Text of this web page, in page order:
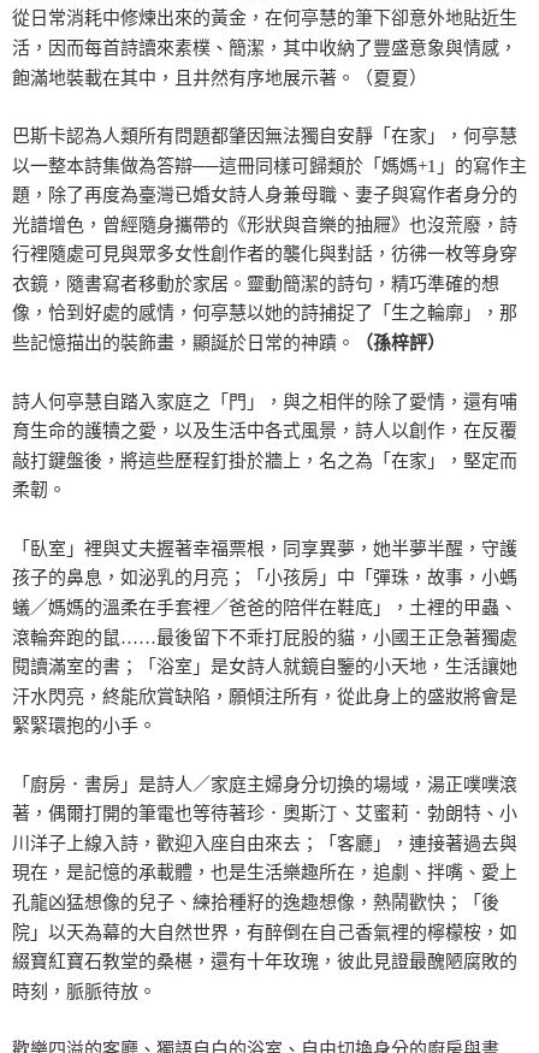
從日常消耗中修煉出來的黃金，在何亭慧的筆下卻意外地貼近生
活，因而每首詩讀來素樸、簡潔，其中收納了豐盛意象與情感，
飽滿地裝載在其中，且井然有序地展示著。（夏夏）
巴斯卡認為人類所有問題都肇因無法獨自安靜「在家」，何亭慧
以一整本詩集做為答辯──這冊同樣可歸類於「媽媽+1」的寫作主
題，除了再度為臺灣已婚女詩人身兼母職、妻子與寫作者身分的
光譜增色，曾經隨身攜帶的《形狀與音樂的抽屜》也沒荒廢，詩
行裡隨處可見與眾多女性創作者的襲化與對話，彷彿一枚等身穿
衣鏡，隨書寫者移動於家居。靈動簡潔的詩句，精巧準確的想
像，恰到好處的感情，何亭慧以她的詩捕捉了「生之輪廓」，那
些記憶描出的裝飾畫，顯誕於日常的神蹟。
（孫梓評）
詩人何亭慧自踏入家庭之「門」，與之相伴的除了愛情，還有哺
育生命的護犢之愛，以及生活中各式風景，詩人以創作，在反覆
敲打鍵盤後，將這些歷程釘掛於牆上，名之為「在家」，堅定而
柔韌。
「臥室」裡與丈夫握著幸福票根，同享異夢，她半夢半醒，守護
孩子的鼻息，如泌乳的月亮；「小孩房」中「彈珠，故事，小螞
蟻／媽媽的溫柔在手套裡／爸爸的陪伴在鞋底」，土裡的甲蟲、
滾輪奔跑的鼠……最後留下不乖打屁股的貓，小國王正急著獨處
閱讀滿室的書；「浴室」是女詩人就鏡自鑒的小天地，生活讓她
汗水閃亮，終能欣賞缺陷，願傾注所有，從此身上的盛妝將會是
緊緊環抱的小手。
「廚房．書房」是詩人／家庭主婦身分切換的場域，湯正噗噗滾
著，偶爾打開的筆電也等待著珍．奧斯汀、艾蜜莉．勃朗特、小
川洋子上線入詩，歡迎入座自由來去；「客廳」，連接著過去與
現在，是記憶的承載體，也是生活樂趣所在，追劇、拌嘴、愛上
孔龍凶猛想像的兒子、練拾種籽的逸趣想像，熱鬧歡快；「後
院」以天為幕的大自然世界，有醉倒在自己香氣裡的檸檬桉，如
綴寶紅寶石教堂的桑椹，還有十年玫瑰，彼此見證最醜陋腐敗的
時刻，脈脈待放。